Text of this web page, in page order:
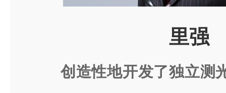
里强
创造性地开发了独立测